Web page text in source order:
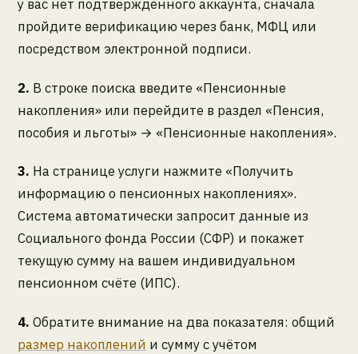
у вас нет подтверждённого аккаунта, сначала
пройдите верификацию через банк, МФЦ или
посредством электронной подписи.
2. В строке поиска введите «Пенсионные
накопления» или перейдите в раздел «Пенсия,
пособия и льготы» → «Пенсионные накопления».
3. На странице услуги нажмите «Получить
информацию о пенсионных накоплениях».
Система автоматически запросит данные из
Социального фонда России (СФР) и покажет
текущую сумму на вашем индивидуальном
пенсионном счёте (ИПС).
4. Обратите внимание на два показателя: общий
размер накоплений и сумму с учётом